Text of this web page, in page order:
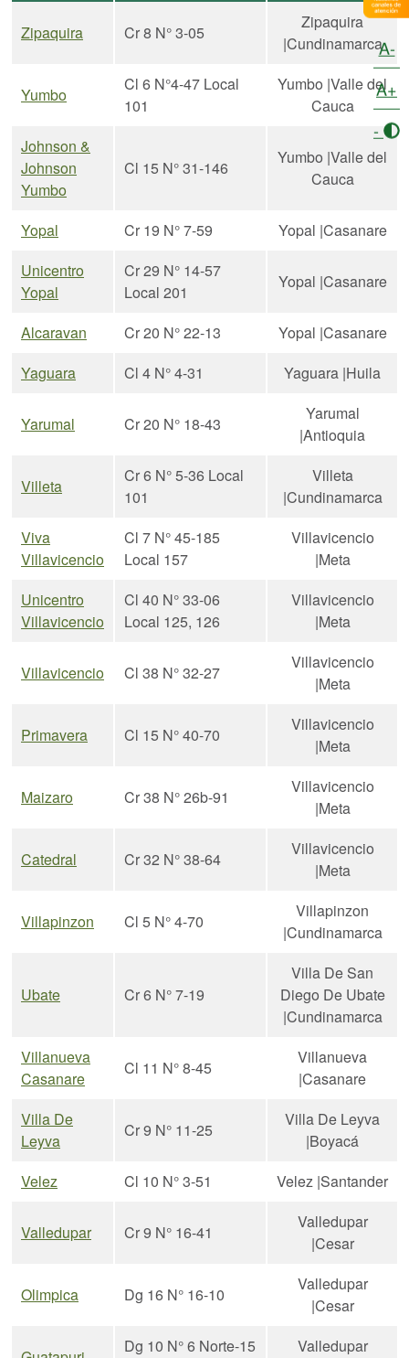
Zipaquira Cr 8 N° 3-05
Zipaquira
|Cundinamarca
Yumbo
Cl 6 N°4-47 Local
101
Yumbo |Valle del
Cauca
Johnson &
Johnson
Yumbo
Cl 15 N° 31-146
Yumbo |Valle del
Cauca
Yopal Cr 19 N° 7-59
Yopal |Casanare
Unicentro
Yopal
Cr 29 N° 14-57
Local 201
Yopal |Casanare
Alcaravan Cr 20 N° 22-13
Yopal |Casanare
Yaguara
Cl 4 N° 4-31 Yaguara |Huila
Yarumal Cr 20 N° 18-43
Yarumal
|Antioquia
Villeta
Cr 6 N° 5-36 Local
101
Villeta
|Cundinamarca
Viva
Villavicencio
Cl 7 N° 45-185
Local 157
Villavicencio
|Meta
Unicentro
Villavicencio
Cl 40 N° 33-06
Local 125, 126
Villavicencio
|Meta
Villavicencio Cl 38 N° 32-27
Villavicencio
|Meta
Primavera Cl 15 N° 40-70
Villavicencio
|Meta
Maizaro Cr 38 N° 26b-91
Villavicencio
|Meta
Catedral Cr 32 N° 38-64
Villavicencio
|Meta
Villapinzon Cl 5 N° 4-70
Villapinzon
|Cundinamarca
Ubate Cr 6 N° 7-19
Villa De San
Diego De Ubate
|Cundinamarca
Villanueva
Casanare
Cl 11 N° 8-45
Villanueva
|Casanare
Villa De
Leyva
Cr 9 N° 11-25
Villa De Leyva
|Boyacá
Velez
Cl 10 N° 3-51 Velez |Santander
Valledupar Cr 9 N° 16-41
Valledupar
|Cesar
Olimpica Dg 16 N° 16-10
Valledupar
|Cesar
Dg 10 N° 6 Norte-15
Valledupar
A-
A+
-